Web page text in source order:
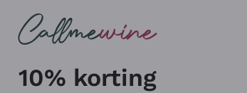
10% korting